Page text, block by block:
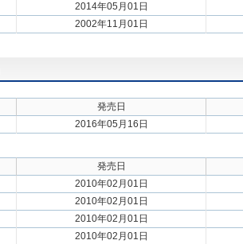
2014年05月01日
2002年11月01日
発売日
2016年05月16日
発売日
2010年02月01日
2010年02月01日
2010年02月01日
2010年02月01日